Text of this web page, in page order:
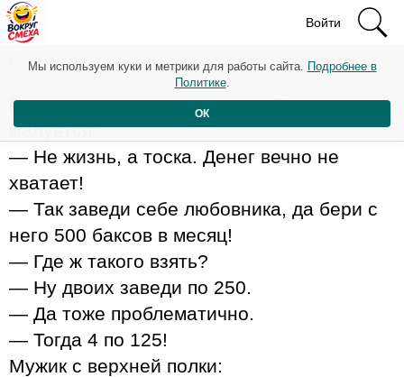
Войти
Рейтинг: 99
Едут две женщины в поезде. Одна
жалуется:
— Не жизнь, а тоска. Денег вечно не
хватает!
— Так заведи себе любовника, да бери с
него 500 баксов в месяц!
— Где ж такого взять?
— Ну двоих заведи по 250.
— Да тоже проблематично.
— Тогда 4 по 125!
Мужик с верхней полки:
Мы используем куки и метрики для работы сайта. Подробнее в
Политике.
ОК